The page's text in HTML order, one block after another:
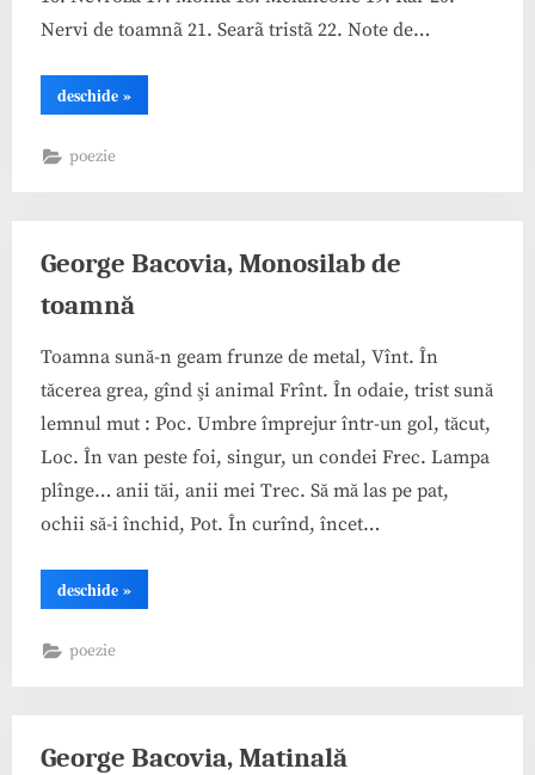
Nervi de toamnã 21. Searã tristã 22. Note de…
deschide“George
Bacovia
»
poezie
George Bacovia, Monosilab de
toamnă
Toamna sună-n geam frunze de metal, Vînt. În
tăcerea grea, gînd şi animal Frînt. În odaie, trist sună
lemnul mut : Poc. Umbre împrejur într-un gol, tăcut,
Loc. În van peste foi, singur, un condei Frec. Lampa
plînge… anii tăi, anii mei Trec. Să mă las pe pat,
ochii să-i închid, Pot. În curînd, încet…
deschide“George
Bacovia,
»
poezie
George Bacovia, Matinală